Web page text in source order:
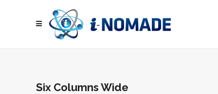
Six Columns Wide